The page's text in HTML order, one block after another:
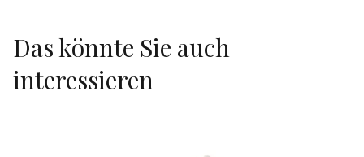
Das könnte Sie auch
interessieren